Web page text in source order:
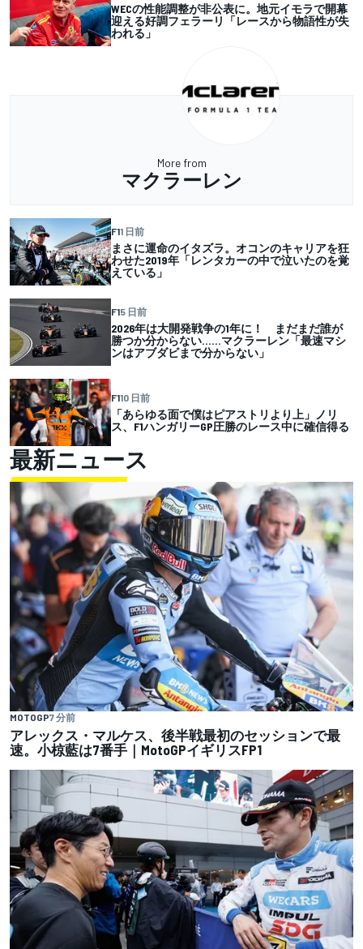
WECの性能調整が非公表に。地元イモラで開幕
迎える好調フェラーリ「レースから物語性が失
われる」
More from
マクラーレン
F11 日前
まさに運命のイタズラ。オコンのキャリアを狂
わせた2019年「レンタカーの中で泣いたのを覚
えている」
F15 日前
2026年は大開発戦争の1年に！ まだまだ誰が
勝つか分からない……マクラーレン「最速マシ
ンはアブダビまで分からない」
F110 日前
「あらゆる面で僕はピアストリより上」ノリ
ス、F1ハンガリーGP圧勝のレース中に確信得る
最新ニュース
MOTOGP7 分前
アレックス・マルケス、後半戦最初のセッションで最
速。小椋藍は7番手｜MotoGPイギリスFP1